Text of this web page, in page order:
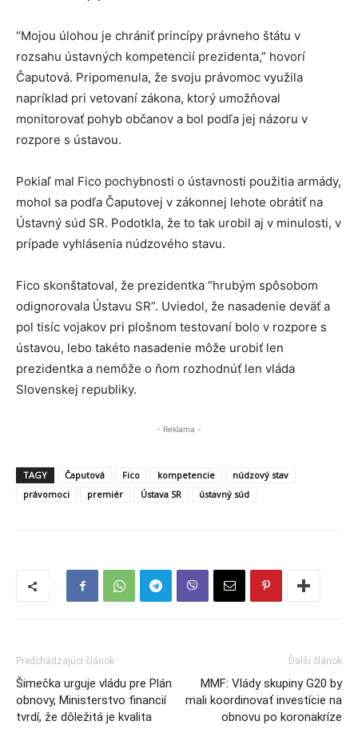
“Mojou úlohou je chrániť princípy právneho štátu v
rozsahu ústavných kompetencií prezidenta,” hovorí
Čaputová. Pripomenula, že svoju právomoc využila
napríklad pri vetovaní zákona, ktorý umožňoval
monitorovať pohyb občanov a bol podľa jej názoru v
rozpore s ústavou.
Pokiaľ mal Fico pochybnosti o ústavnosti použitia armády,
mohol sa podľa Čaputovej v zákonnej lehote obrátiť na
Ústavný súd SR. Podotkla, že to tak urobil aj v minulosti, v
prípade vyhlásenia núdzového stavu.
Fico skonštatoval, že prezidentka “hrubým spôsobom
odignorovala Ústavu SR”. Uviedol, že nasadenie deväť a
pol tisíc vojakov pri plošnom testovaní bolo v rozpore s
ústavou, lebo takéto nasadenie môže urobiť len
prezidentka a nemôže o ňom rozhodnúť len vláda
Slovenskej republiky.
- Reklama -
TAGY Čaputová Fico kompetencie
núdzový stav
právomoci
premiér Ústava SR ústavný súd
Predchádzajúci článok
Šimečka urguje vládu pre Plán
obnovy, Ministerstvo financií
tvrdí, že dôležitá je kvalita
Ďalší článok
MMF: Vlády skupiny G20 by
mali koordinovať investície na
obnovu po koronakríze